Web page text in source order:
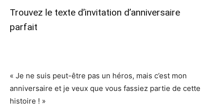
Trouvez le texte d’invitation d’anniversaire
parfait
« Je ne suis peut-être pas un héros, mais c’est mon
anniversaire et je veux que vous fassiez partie de cette
histoire ! »